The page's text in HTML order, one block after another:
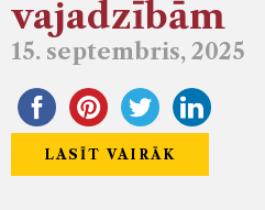
vajadzībām
15. septembris, 2025
LASĪT VAIRĀK